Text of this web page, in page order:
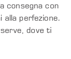
consegna con
alla perfezione.
dove ti